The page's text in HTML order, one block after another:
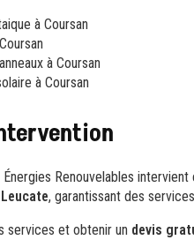
à Coursan
à Coursan
à Coursan
Énergies Renouvelables
Leucate, garantissant des
services et obtenir un devis